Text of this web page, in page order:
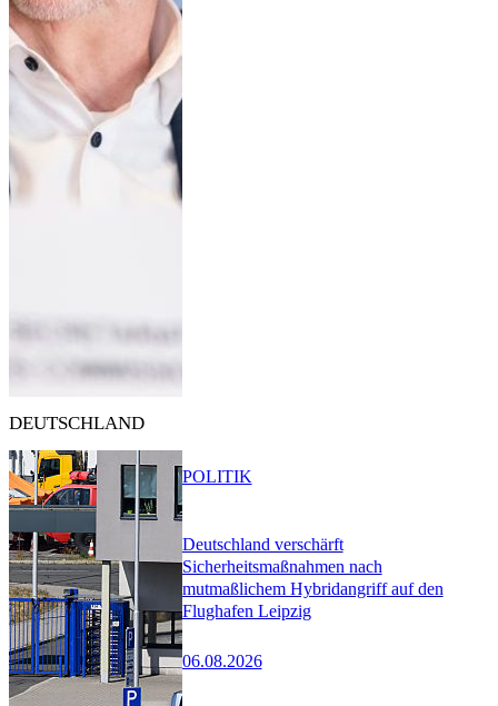
DEUTSCHLAND
Deutschland verschärft
Sicherheitsmaßnahmen nach
mutmaßlichem Hybridangriff auf den
Flughafen Leipzig
06.08.2026
POLITIK